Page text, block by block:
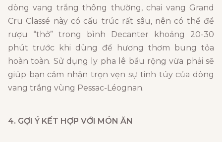
dòng vang trắng thông thường, chai vang Grand
Cru Classé này có cấu trúc rất sâu, nên có thể để
rượu “thở” trong bình Decanter khoảng 20-30
phút trước khi dùng để hương thơm bung tỏa
hoàn toàn. Sử dụng ly pha lê bầu rộng vừa phải sẽ
giúp bạn cảm nhận trọn vẹn sự tinh túy của dòng
vang trắng vùng Pessac-Léognan.
4. GỢI Ý KẾT HỢP VỚI MÓN ĂN